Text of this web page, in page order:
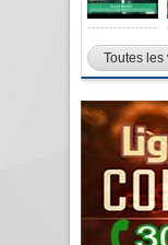
Toutes les